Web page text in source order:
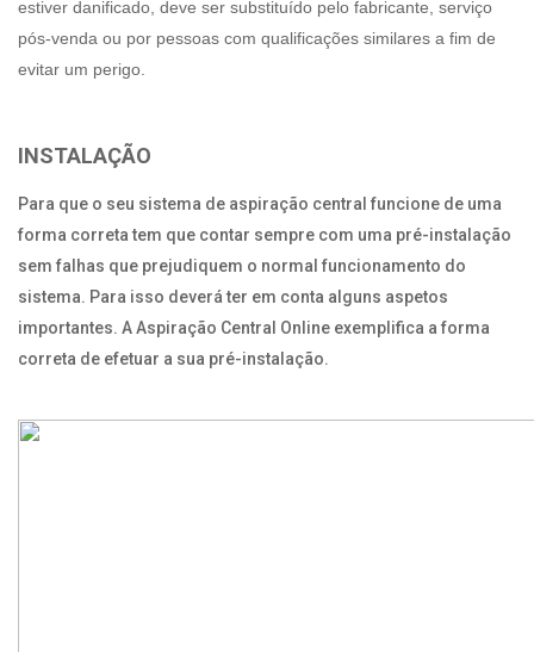
estiver danificado, deve ser substituído pelo fabricante, serviço
pós-venda ou por pessoas com qualificações similares a fim de
evitar um perigo.
INSTALAÇÃO
Para que o seu sistema de aspiração central funcione de uma
forma correta tem que contar sempre com uma pré-instalação
sem falhas que prejudiquem o normal funcionamento do
sistema. Para isso deverá ter em conta alguns aspetos
importantes. A Aspiração Central Online exemplifica a forma
correta de efetuar a sua pré-instalação.